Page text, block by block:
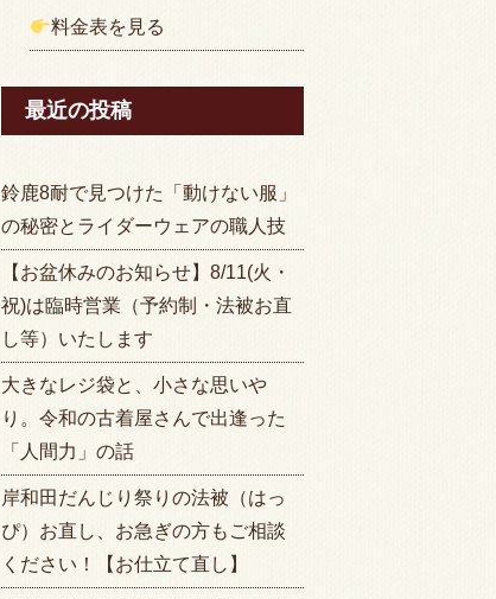
料金表を見る
最近の投稿
鈴鹿8耐で見つけた「動けない服」
の秘密とライダーウェアの職人技
【お盆休みのお知らせ】8/11(火・
祝)は臨時営業（予約制・法被お直
し等）いたします
大きなレジ袋と、小さな思いや
り。令和の古着屋さんで出逢った
「人間力」の話
岸和田だんじり祭りの法被（はっ
ぴ）お直し、お急ぎの方もご相談
ください！【お仕立て直し】